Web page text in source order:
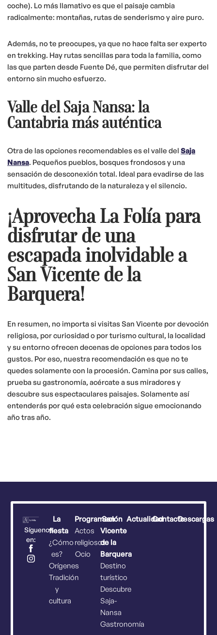
coche). Lo más llamativo es que el paisaje cambia
radicalmente: montañas, rutas de senderismo y aire puro.
Además, no te preocupes, ya que no hace falta ser experto
en trekking. Hay rutas sencillas para toda la familia, como
las que parten desde Fuente Dé, que permiten disfrutar del
entorno sin mucho esfuerzo.
Valle del Saja Nansa: la
Cantabria más auténtica
Otra de las opciones recomendables es el valle del Saja
Nansa. Pequeños pueblos, bosques frondosos y una
sensación de desconexión total. Ideal para evadirse de las
multitudes, disfrutando de la naturaleza y el silencio.
¡Aprovecha La Folía para
disfrutar de una
escapada inolvidable a
San Vicente de la
Barquera!
En resumen, no importa si visitas San Vicente por devoción
religiosa, por curiosidad o por turismo cultural, la localidad
y su entorno ofrecen decenas de opciones para todos los
gustos. Por eso, nuestra recomendación es que no te
quedes solamente con la procesión. Camina por sus calles,
prueba su gastronomía, acércate a sus miradores y
descubre sus espectaculares paisajes. Solamente así
entenderás por qué esta celebración sigue emocionando
año tras año.
Síguenos
en:
La
fiesta
¿Cómo
es?
Orígenes
Tradición
y
cultura
Programación
Actos
religiosos
Ocio
San
Vicente
de la
Barquera
Destino
turístico
Descubre
Saja-
Nansa
Gastronomía
ActualidadContactoDescargas